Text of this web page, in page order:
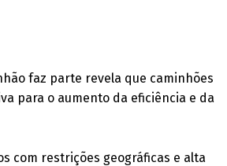
faz parte revela que caminhões
para o aumento da eficiência e da
com restrições geográficas e alta